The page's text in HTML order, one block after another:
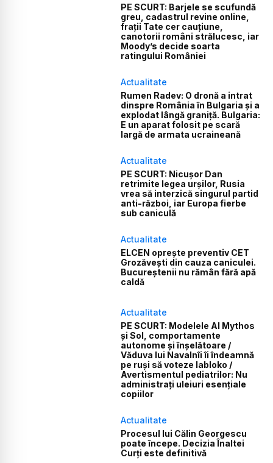
PE SCURT: Barjele se scufundă
greu, cadastrul revine online,
frații Tate cer cauțiune,
canotorii români strălucesc, iar
Moody’s decide soarta
ratingului României
Actualitate
Rumen Radev: O dronă a intrat
dinspre România în Bulgaria și a
explodat lângă graniță. Bulgaria:
E un aparat folosit pe scară
largă de armata ucraineană
Actualitate
PE SCURT: Nicușor Dan
retrimite legea urșilor, Rusia
vrea să interzică singurul partid
anti-război, iar Europa fierbe
sub caniculă
Actualitate
ELCEN oprește preventiv CET
Grozăvești din cauza caniculei.
Bucureștenii nu rămân fără apă
caldă
Actualitate
PE SCURT: Modelele AI Mythos
și Sol, comportamente
autonome și înșelătoare /
Văduva lui Navalnîi îi îndeamnă
pe ruși să voteze Iabloko /
Avertismentul pediatrilor: Nu
administrați uleiuri esențiale
copiilor
Actualitate
Procesul lui Călin Georgescu
poate începe. Decizia Înaltei
Curți este definitivă